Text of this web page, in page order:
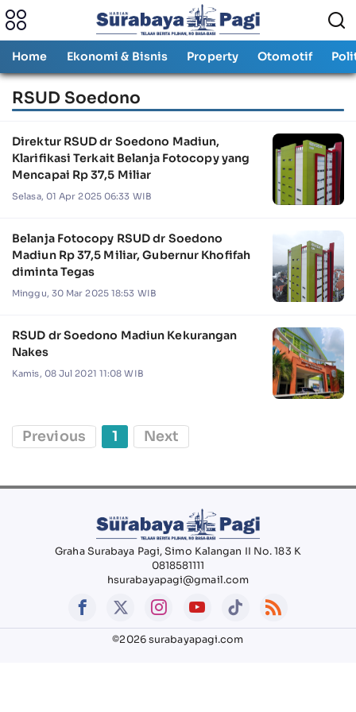
Home Ekonomi & Bisnis Property Otomotif
RSUD Soedono
Direktur RSUD dr Soedono Madiun,
Klarifikasi Terkait Belanja Fotocopy yang
Mencapai Rp 37,5 Miliar
Selasa, 01 Apr 2025 06:33 WIB
Belanja Fotocopy RSUD dr Soedono
Madiun Rp 37,5 Miliar, Gubernur Khofifah
diminta Tegas
Minggu, 30 Mar 2025 18:53 WIB
RSUD dr Soedono Madiun Kekurangan
Nakes
Kamis, 08 Jul 2021 11:08 WIB
Previous 1 Next
Graha Surabaya Pagi, Simo Kalangan II No. 183 K
0818581111
hsurabayapagi@gmail.com
©2026 surabayapagi.com